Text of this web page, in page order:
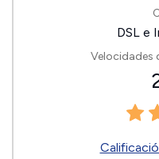
DSL e
Velocidades